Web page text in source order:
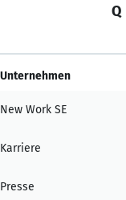
Q
Unternehmen
New Work SE
Karriere
Presse